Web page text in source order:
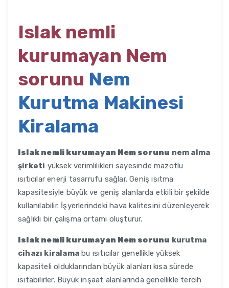
Islak nemli
kurumayan Nem
sorunu Nem
Kurutma Makinesi
Kiralama
Islak nemli kurumayan Nem sorunu nem alma
şirketi yüksek verimlilikleri sayesinde mazotlu
ısıtıcılar enerji tasarrufu sağlar. Geniş ısıtma
kapasitesiyle büyük ve geniş alanlarda etkili bir şekilde
kullanılabilir. İşyerlerindeki hava kalitesini düzenleyerek
sağlıklı bir çalışma ortamı oluşturur.
Islak nemli kurumayan Nem sorunu kurutma
cihazı kiralama bu ısıtıcılar genellikle yüksek
kapasiteli olduklarından büyük alanları kısa sürede
ısıtabilirler. Büyük inşaat alanlarında genellikle tercih